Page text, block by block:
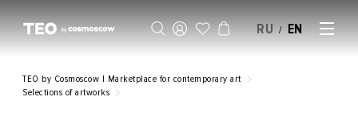
RU / EN
TEO by Cosmoscow | Marketplace for contemporary art
Selections of artworks